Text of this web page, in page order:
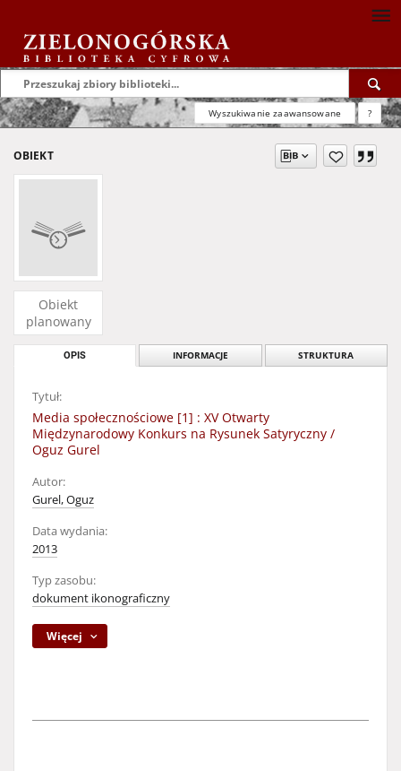
Wyszukiwanie zaawansowane ?
OBIEKT
Obiekt
planowany
OPIS INFORMACJE STRUKTURA
Tytuł:
Media społecznościowe [1] : XV Otwarty
Międzynarodowy Konkurs na Rysunek Satyryczny /
Oguz Gurel
Autor:
Gurel, Oguz
Data wydania:
2013
Typ zasobu:
dokument ikonograficzny
Więcej